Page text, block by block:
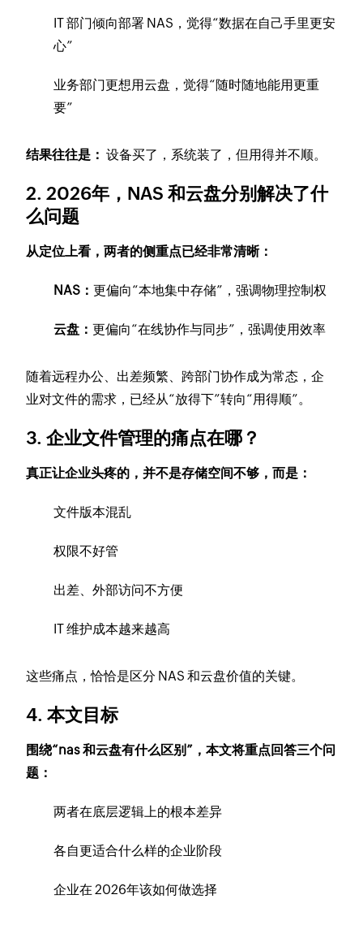
IT 部门倾向部署 NAS，觉得“数据在自己手里更安
心”
业务部门更想用云盘，觉得“随时随地能用更重
要”
结果往往是： 设备买了，系统装了，但用得并不顺。
2. 2026年，NAS 和云盘分别解决了什
么问题
从定位上看，两者的侧重点已经非常清晰：
NAS：更偏向“本地集中存储”，强调物理控制权
云盘：更偏向“在线协作与同步”，强调使用效率
随着远程办公、出差频繁、跨部门协作成为常态，企
业对文件的需求，已经从“放得下”转向“用得顺”。
3. 企业文件管理的痛点在哪？
真正让企业头疼的，并不是存储空间不够，而是：
文件版本混乱
权限不好管
出差、外部访问不方便
IT 维护成本越来越高
这些痛点，恰恰是区分 NAS 和云盘价值的关键。
4. 本文目标
围绕“nas 和云盘有什么区别”，本文将重点回答三个问
题：
两者在底层逻辑上的根本差异
各自更适合什么样的企业阶段
企业在 2026年该如何做选择